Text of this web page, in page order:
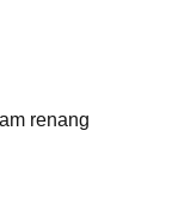
renang